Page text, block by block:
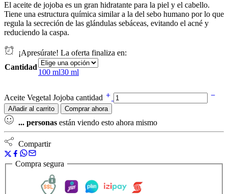
El aceite de jojoba es un gran hidratante para la piel y el cabello.
Tiene una estructura química similar a la del sebo humano por lo que
regula la secreción de las glándulas sebáceas, evitando el acné y
reduciendo la caspa.
¡Apresúrate! La oferta finaliza en:
Cantidad
100 ml30 ml
Aceite Vegetal Jojoba cantidad
Añadir al carrito Comprar ahora
... personas están viendo esto ahora mismo
Compartir
Compra segura